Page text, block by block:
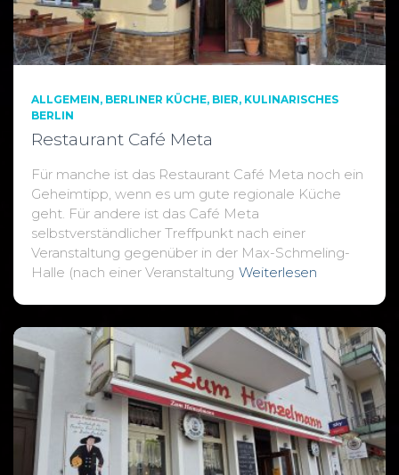
ALLGEMEIN BERLINER KÜCHE BIER KULINARISCHES
BERLIN
Restaurant Café Meta
Für manche ist das Restaurant Café Meta noch ein
Geheimtipp, wenn es um gute regionale Küche
geht. Für andere ist das Café Meta
selbstverständlicher Treffpunkt nach einer
Veranstaltung gegenüber in der Max-Schmeling-
Halle (nach einer Veranstaltung Weiterlesen